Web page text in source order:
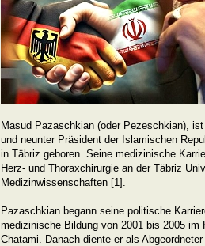
Masud Pazaschkian (oder Pezeschkian),
und neunter Präsident der Islamischen
in Täbriz geboren. Seine medizinische
Herz- und Thoraxchirurgie an der Täbriz
Medizinwissenschaften [1].
Pazaschkian begann seine politische
medizinische Bildung von 2001 bis 2005
Chatami. Danach diente er als